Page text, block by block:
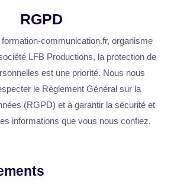
RGPD
communication.fr, organisme
LFB Productions, la protection de
est une priorité. Nous nous
le Règlement Général sur la
(RGPD) et à garantir la sécurité et
informations que vous nous confiez.